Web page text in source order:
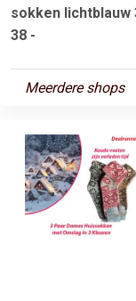
sokken lichtblauw
38 -
Meerdere shops